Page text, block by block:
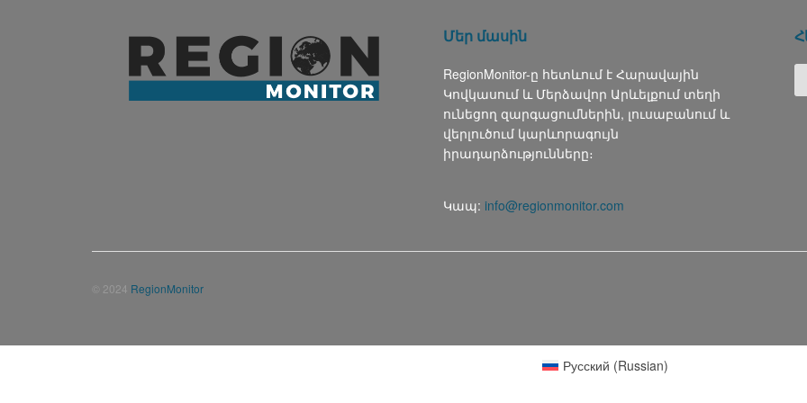
Մեր մասին
RegionMonitor-ը հետևում է Հարավային
Կովկասում և Մերձավոր Արևելքում տեղի
ունեցող զարգացումներին, լուսաբանում և
վերլուծում կարևորագույն
իրադարձությունները։
Կապ: info@regionmonitor.com
© 2024 RegionMonitor
Русский (Russian)